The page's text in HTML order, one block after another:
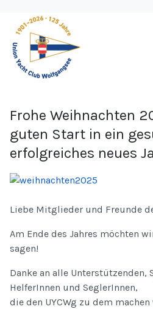
Frohe Weihnachten
guten Start in ein
erfolgreiches neues
Liebe Mitglieder und Freunde
Am Ende des Jahres möchten
sagen!
Danke an alle Unterstützenden,
HelferInnen und SeglerInnen,
die den UYCWg zu dem